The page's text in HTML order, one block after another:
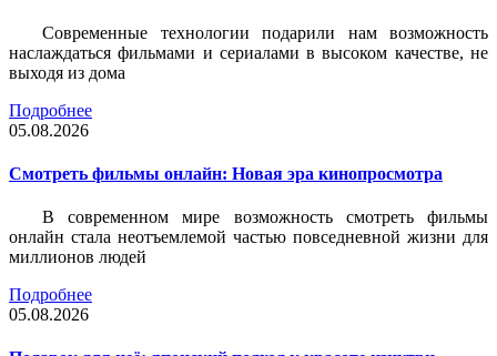
Современные технологии подарили нам возможность
наслаждаться фильмами и сериалами в высоком качестве, не
выходя из дома
Подробнее
05.08.2026
Смотреть фильмы онлайн: Новая эра кинопросмотра
В современном мире возможность смотреть фильмы
онлайн стала неотъемлемой частью повседневной жизни для
миллионов людей
Подробнее
05.08.2026